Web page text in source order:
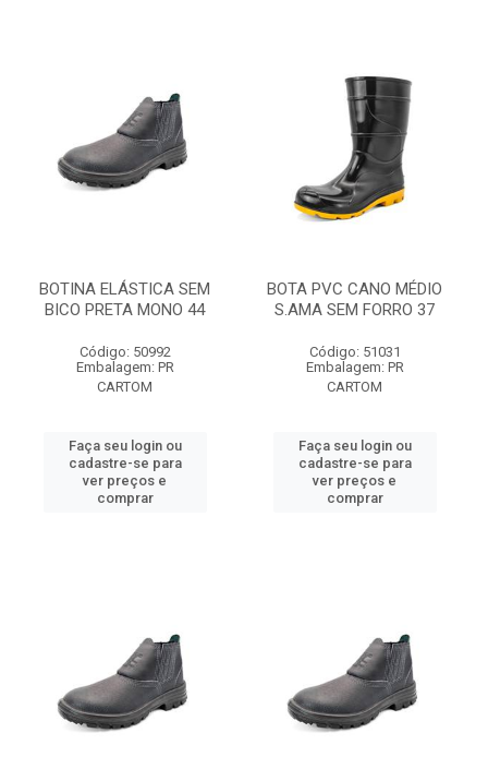
BOTINA ELÁSTICA SEM
BICO PRETA MONO 44
Código: 50992
Embalagem: PR
CARTOM
Faça seu login ou
cadastre-se para
ver preços e
comprar
BOTA PVC CANO MÉDIO
S.AMA SEM FORRO 37
Código: 51031
Embalagem: PR
CARTOM
Faça seu login ou
cadastre-se para
ver preços e
comprar